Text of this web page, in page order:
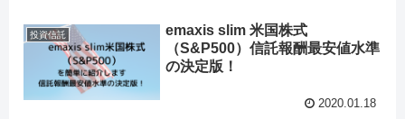
投資信託
emaxis slim 米国株式
（S&P500）信託報酬最安値水準
の決定版！
2020.01.18